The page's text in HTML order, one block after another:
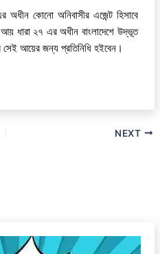
কোনো অনিবাসীর এজেন্ট হিসাবে
আয় ধারা ২৭ এর অধীন বাংলাদেশে উদ্ভূত
সেই আয়ের জন্য প্রতিনিধি হইবেন।
NEXT